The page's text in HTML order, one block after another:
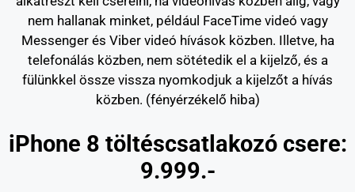
nem hallanak minket, például FaceTime videó vagy
Messenger és Viber videó hívások közben. Illetve, ha
telefonálás közben, nem sötétedik el a kijelző, és a
fülünkkel össze vissza nyomkodjuk a kijelzőt a hívás
közben. (fényérzékelő hiba)
iPhone 8 töltéscsatlakozó csere:
9.999.-